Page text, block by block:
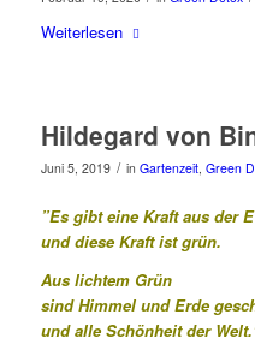
Weiterlesen
Hildegard von
Juni 5, 2019 / in Gartenzeit, Green
”Es gibt eine Kraft aus der
und diese Kraft ist grün.
Aus lichtem Grün
sind Himmel und Erde
und alle Schönheit der